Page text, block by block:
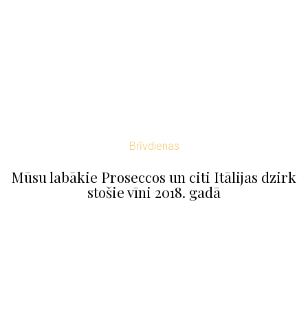
Brīvdienas
Mūsu labākie Proseccos un citi Itālijas dzirk
stošie vīni 2018. gadā